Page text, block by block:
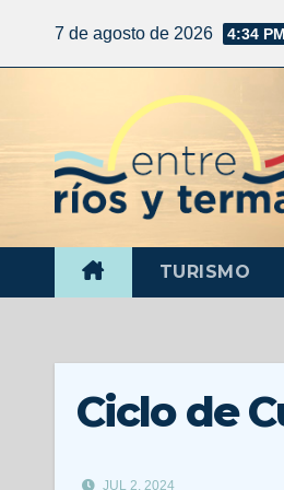
7 de agosto de 2026 4:34 PM
TURISMO
Ciclo de
JUL 2, 2024